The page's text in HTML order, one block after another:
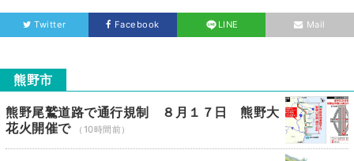
Twitter Facebook LINE Mail
熊野市
熊野尾鷲道路で通行規制 ８月１７日 熊野大
花火開催で
（10時間前）